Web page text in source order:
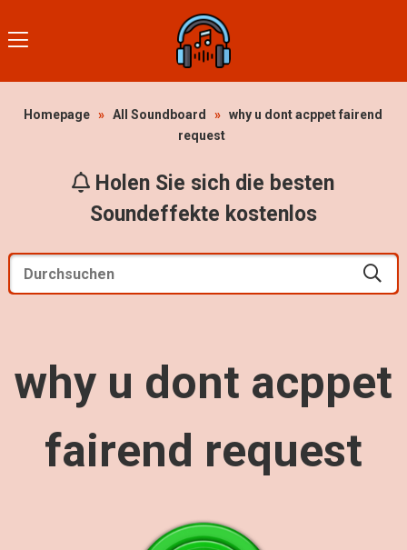
Homepage » All Soundboard » why u dont acppet fairend
request
Holen Sie sich die besten
Soundeffekte kostenlos
why u dont acppet
fairend request